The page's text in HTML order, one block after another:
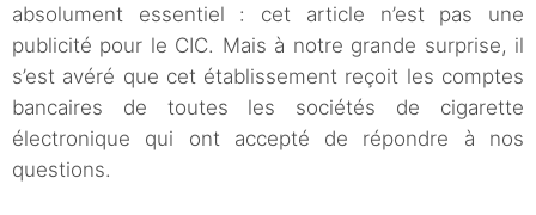
absolument essentiel : cet article n’est pas une
publicité pour le CIC. Mais à notre grande surprise, il
s’est avéré que cet établissement reçoit les comptes
bancaires de toutes les sociétés de cigarette
électronique qui ont accepté de répondre à nos
questions.